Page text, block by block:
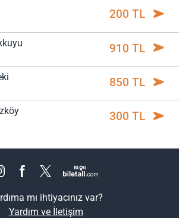
200 TL
910 TL
850 TL
300 TL
mı ihtiyacınız var?
Yardım ve İletişim